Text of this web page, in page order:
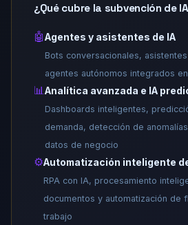
¿Qué cubre la subvención de
🤖Agentes y asistentes de IA
Bots conversacionales,
agentes autónomos integrados
📊 Analítica avanzada e IA
Dashboards inteligentes,
demanda, detección de
datos de negocio
⚙️Automatización inteligente
RPA con IA, procesamiento
documentos y automatización de
trabajo